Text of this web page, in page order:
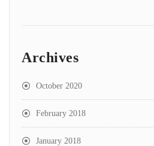
Archives
October 2020
February 2018
January 2018